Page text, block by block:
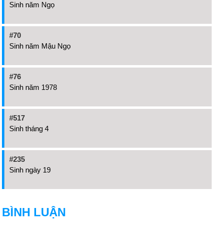
Sinh năm Ngọ
#70
Sinh năm Mậu Ngọ
#76
Sinh năm 1978
#517
Sinh tháng 4
#235
Sinh ngày 19
BÌNH LUẬN